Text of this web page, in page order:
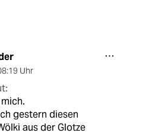
Uhr
gestern diesen
aus der Glotze